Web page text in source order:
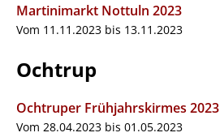
Martinimarkt Nottuln 2023
Vom 11.11.2023 bis 13.11.2023
Ochtrup
Ochtruper Frühjahrskirmes 2023
Vom 28.04.2023 bis 01.05.2023